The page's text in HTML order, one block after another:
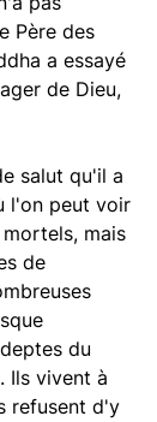
Père des
a essayé
de Dieu,
salut qu'il a
l'on peut voir
mais
de
du
Ils vivent à
refusent d'y